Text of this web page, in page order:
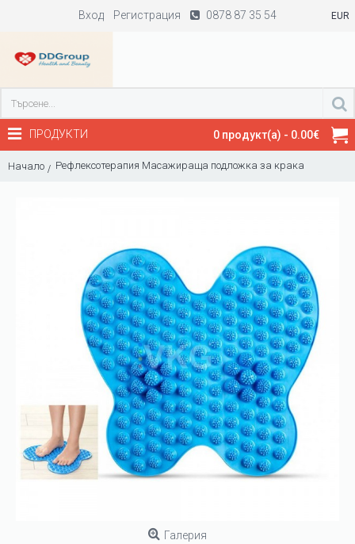
Вход Регистрация 0878 87 35 54 EUR
0 продукт(а) - 0.00€
ПРОДУКТИ
Начало Рефлексотерапия Масажираща подложка за крака
Галерия